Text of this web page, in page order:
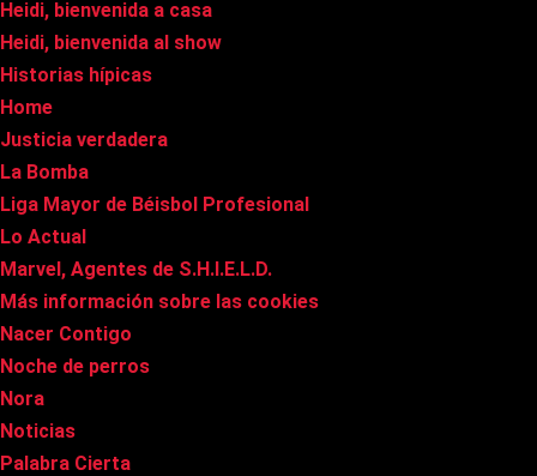
Heidi, bienvenida a casa
Heidi, bienvenida al show
Historias hípicas
Home
Justicia verdadera
La Bomba
Liga Mayor de Béisbol Profesional
Lo Actual
Marvel, Agentes de S.H.I.E.L.D.
Más información sobre las cookies
Nacer Contigo
Noche de perros
Nora
Noticias
Palabra Cierta